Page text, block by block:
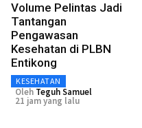
Volume Pelintas Jadi
Tantangan
Pengawasan
Kesehatan di PLBN
Entikong
KESEHATAN
Oleh Teguh Samuel
21 jam yang lalu